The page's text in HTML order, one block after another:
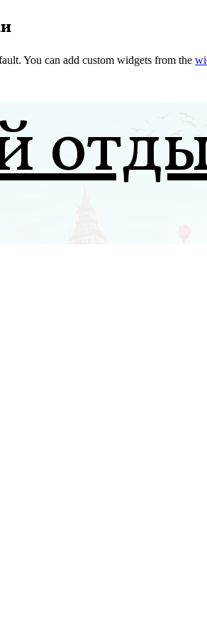
You can add custom widgets from the